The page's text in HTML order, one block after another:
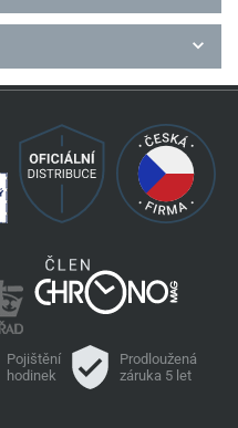
Pojištění
hodinek
Prodloužená
záruka 5 let